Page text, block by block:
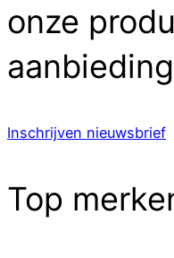
onze
Inschrijven nieuwsbrief
Top